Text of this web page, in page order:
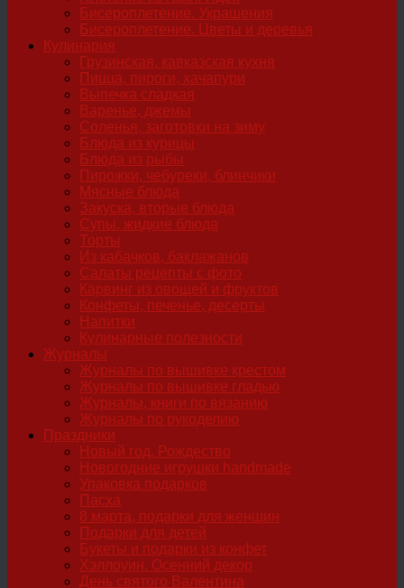
Бисероплетение. Украшения
Бисероплетение. Цветы и деревья
Кулинария
Грузинская, кавказская кухня
Пицца, пироги, хачапури
Выпечка сладкая
Варенье, джемы
Соленья, заготовки на зиму
Блюда из курицы
Блюда из рыбы
Пирожки, чебуреки, блинчики
Мясные блюда
Закуска, вторые блюда
Супы, жидкие блюда
Торты
Из кабачков, баклажанов
Салаты рецепты с фото
Карвинг из овощей и фруктов
Конфеты, печенье, десерты
Напитки
Кулинарные полезности
Журналы
Журналы по вышивке крестом
Журналы по вышивке гладью
Журналы, книги по вязанию
Журналы по рукоделию
Праздники
Новый год, Рождество
Новогодние игрушки handmade
Упаковка подарков
Пасха
8 марта, подарки для женщин
Подарки для детей
Букеты и подарки из конфет
Хэллоуин. Осенний декор
День святого Валентина